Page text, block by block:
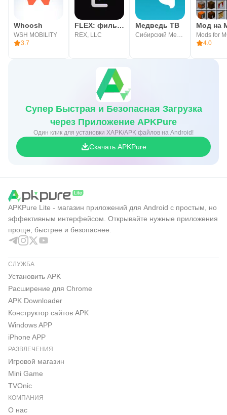
Whoosh
WSH MOBILITY
3.7
FLEX: фильмы и сериалы
REX, LLC
Медведь ТВ
Сибирский Медведь
4.0
Супер Быстрая и Безопасная Загрузка
через Приложение APKPure
Один клик для установки XAPK/APK файлов на Android!
Скачать APKPure
APKPure Lite - магазин приложений для Android с простым, но
эффективным интерфейсом. Открывайте нужные приложения
проще, быстрее и безопаснее.
СЛУЖБА
Установить APK
Расширение для Chrome
APK Downloader
Конструктор сайтов APK
Windows APP
iPhone APP
РАЗВЛЕЧЕНИЯ
Игровой магазин
Mini Game
TVOnic
КОМПАНИЯ
О нас